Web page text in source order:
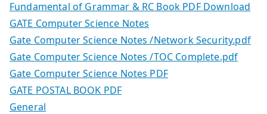
Fundamental of Grammar & RC Book PDF Download
GATE Computer Science Notes
Gate Computer Science Notes /Network Security.pdf
Gate Computer Science Notes /TOC Complete.pdf
Gate Computer Science Notes PDF
GATE POSTAL BOOK PDF
General